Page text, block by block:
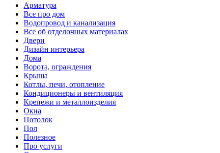
Арматура
Все про дом
Водопровод и канализация
Все об отделочных материалах
Двери
Дизайн интерьера
Дома
Ворота, ограждения
Крыша
Котлы, печи, отопление
Кондиционеры и вентиляция
Крепежи и металлоизделия
Окна
Потолок
Пол
Полезное
Про услуги